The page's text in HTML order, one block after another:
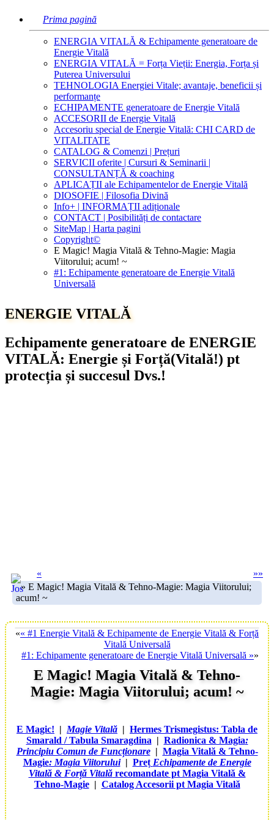
Prima pagină
ENERGIA VITALĂ & Echipamente generatoare de
Energie Vitală
ENERGIA VITALĂ = Forța Vieții: Energia, Forța și
Puterea Universului
TEHNOLOGIA Energiei Vitale; avantaje, beneficii și
performanțe
ECHIPAMENTE generatoare de Energie Vitală
ACCESORII de Energie Vitală
Accesoriu special de Energie Vitală: CHI CARD de
VITALITATE
CATALOG & Comenzi | Prețuri
SERVICII oferite | Cursuri & Seminarii |
CONSULTANȚĂ & coaching
APLICAȚII ale Echipamentelor de Energie Vitală
DIOSOFIE | Filosofia Divină
Info+ | INFORMAȚII adiționale
CONTACT | Posibilități de contactare
SiteMap | Harta pagini
Copyright©
E Magic! Magia Vitală & Tehno-Magie: Magia
Viitorului; acum! ~
#1: Echipamente generatoare de Energie Vitală
Universală
ENERGIE VITALĂ
Echipamente generatoare de ENERGIE
VITALĂ: Energie și Forță(Vitală!) pt
protecția și succesul Dvs.!
« »»
» E Magic! Magia Vitală & Tehno-Magie: Magia Viitorului;
acum! ~
«« #1 Energie Vitală & Echipamente de Energie Vitală & Forță
Vitală Universală
#1: Echipamente generatoare de Energie Vitală Universală »»
E Magic! Magia Vitală & Tehno-
Magie: Magia Viitorului; acum! ~
E Magic! | Magie Vitală | Hermes Trismegistus: Tabla de
Smarald / Tabula Smaragdina | Radionica & Magia:
Principiu Comun de Funcționare| Magia Vitală & Tehno-
Magie: Magia Viitorului| Preț Echipamente de Energie
Vitală & Forță Vitalărecomandate pt Magia Vitală &
Tehno-Magie| Catalog Accesorii pt Magia Vitală